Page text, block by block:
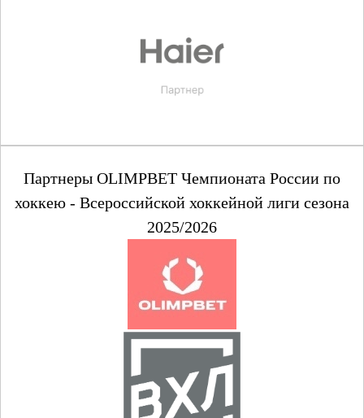
Партнеры OLIMPBET Чемпионата России по
хоккею - Всероссийской хоккейной лиги сезона
2025/2026